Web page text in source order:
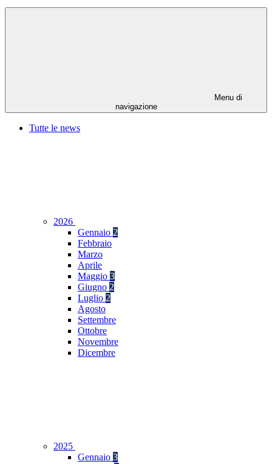
Menu di
navigazione
Tutte le news
2026
Gennaio 2
Febbraio
Marzo
Aprile
Maggio 3
Giugno 2
Luglio 2
Agosto
Settembre
Ottobre
Novembre
Dicembre
2025
Gennaio 3